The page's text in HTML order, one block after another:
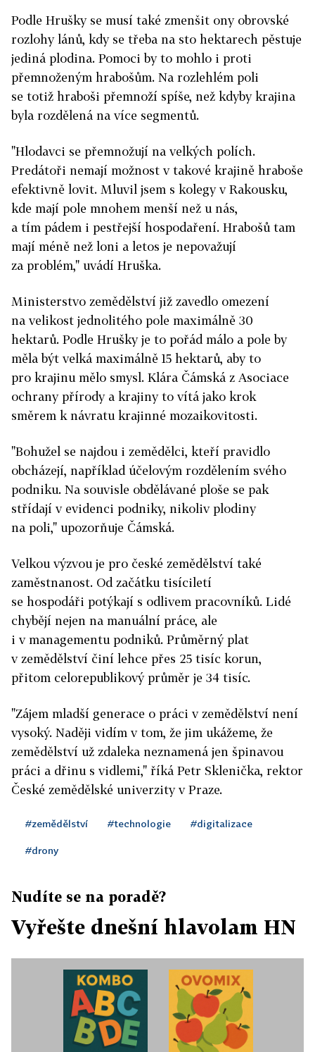
Podle Hrušky se musí také zmenšit ony obrovské
rozlohy lánů, kdy se třeba na sto hektarech pěstuje
jediná plodina. Pomoci by to mohlo i proti
přemnoženým hrabošům. Na rozlehlém poli
se totiž hraboši přemnoží spíše, než kdyby krajina
byla rozdělená na více segmentů.
"Hlodavci se přemnožují na velkých polích.
Predátoři nemají možnost v takové krajině hraboše
efektivně lovit. Mluvil jsem s kolegy v Rakousku,
kde mají pole mnohem menší než u nás,
a tím pádem i pestřejší hospodaření. Hrabošů tam
mají méně než loni a letos je nepovažují
za problém," uvádí Hruška.
Ministerstvo zemědělství již zavedlo omezení
na velikost jednolitého pole maximálně 30
hektarů. Podle Hrušky je to pořád málo a pole by
měla být velká maximálně 15 hektarů, aby to
pro krajinu mělo smysl. Klára Čámská z Asociace
ochrany přírody a krajiny to vítá jako krok
směrem k návratu krajinné mozaikovitosti.
"Bohužel se najdou i zemědělci, kteří pravidlo
obcházejí, například účelovým rozdělením svého
podniku. Na souvisle obdělávané ploše se pak
střídají v evidenci podniky, nikoliv plodiny
na poli," upozorňuje Čámská.
Velkou výzvou je pro české zemědělství také
zaměstnanost. Od začátku tisíciletí
se hospodáři potýkají s odlivem pracovníků. Lidé
chybějí nejen na manuální práce, ale
i v managementu podniků. Průměrný plat
v zemědělství činí lehce přes 25 tisíc korun,
přitom celorepublikový průměr je 34 tisíc.
"Zájem mladší generace o práci v zemědělství není
vysoký. Naději vidím v tom, že jim ukážeme, že
zemědělství už zdaleka neznamená jen špinavou
práci a dřinu s vidlemi," říká Petr Sklenička, rektor
České zemědělské univerzity v Praze.
#zemědělství #technologie #digitalizace
#drony
Nudíte se na poradě?
Vyřešte dnešní hlavolam HN